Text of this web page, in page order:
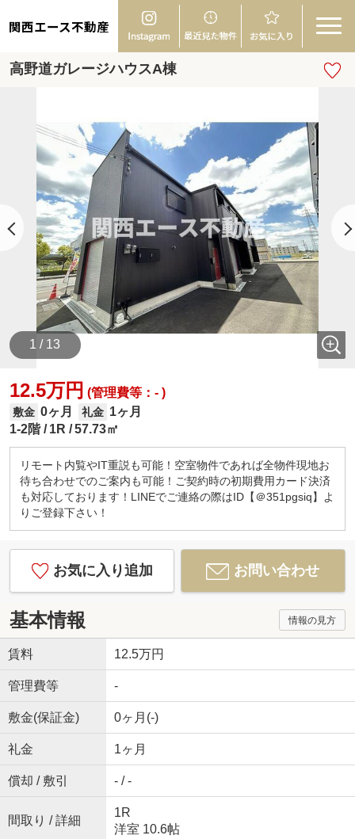
関西エース不動産
高野道ガレージハウスA棟
1 / 13
12.5万円 (管理費等：- )
敷金 0ヶ月 礼金 1ヶ月
1-2階
1R 57.73㎡
リモート内覧やIT重説も可能！空室物件であれば全物件現地お
待ち合わせでのご案内も可能！ご契約時の初期費用カード決済
も対応しております！LINEでご連絡の際はID【＠351pgsiq】よ
りご登録下さい！
お気に入り追加 お問い合わせ
基本情報 情報の見方
賃料 12.5万円
管理費等 -
敷金(保証金) 0ヶ月(-)
礼金 1ヶ月
償却 / 敷引 - / -
間取り / 詳細
1R
洋室 10.6帖